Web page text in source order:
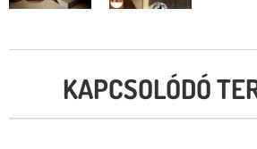
KAPCSOLÓDÓ